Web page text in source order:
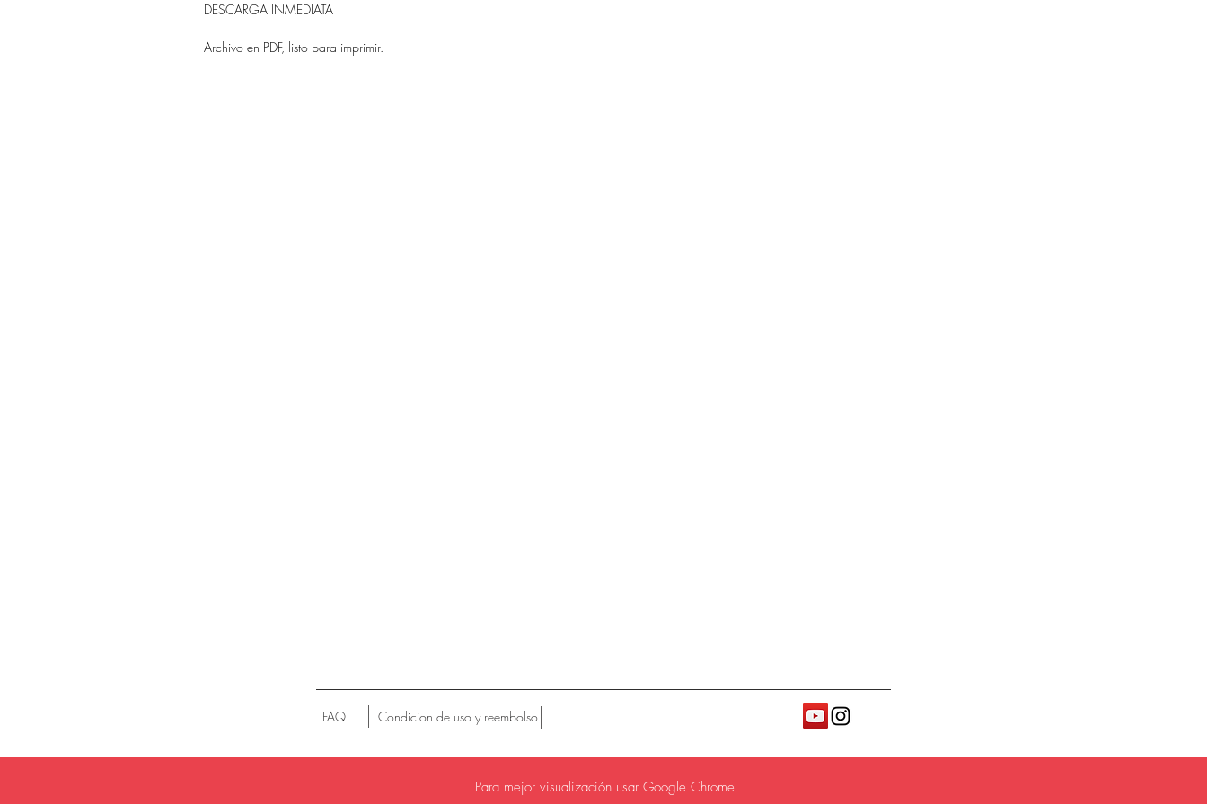
DESCARGA INMEDIATA
Archivo en PDF, listo para imprimir.
FAQ Condicion de uso y reembolso
Para mejor visualización usar Google Chrome